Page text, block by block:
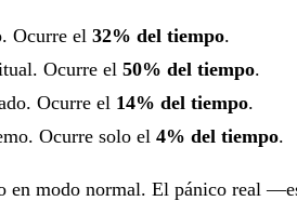
Ocurre el 32% del tiempo.
Ocurre el 50% del tiempo.
Ocurre el 14% del tiempo.
Ocurre solo el 4% del tiempo.
en modo normal. El pánico real